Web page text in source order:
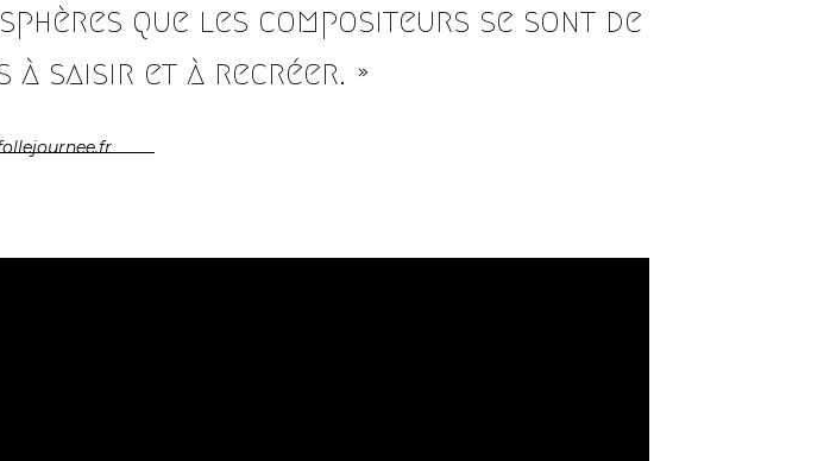
que les compositeurs se sont de
à saisir et à recréer. »